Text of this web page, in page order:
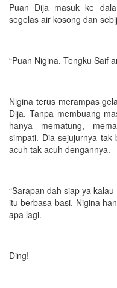
Puan Dija masuk ke
segelas air kosong dan
“Puan Nigina. Tengku Saif
Nigina terus merampas
Dija. Tanpa membuang
hanya mematung,
simpati. Dia sejujurnya tak
acuh tak acuh dengannya.
“Sarapan dah siap ya
itu berbasa-basi. Nigina
apa lagi.
Ding!